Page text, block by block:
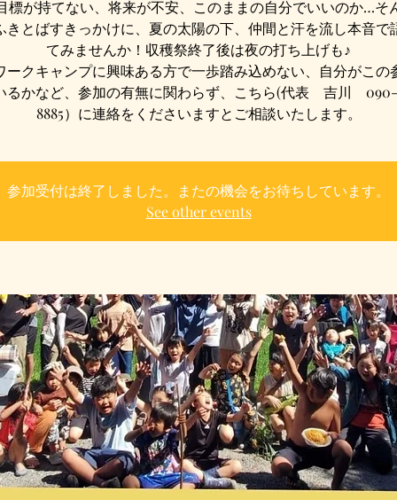
標が持てない、将来が不安、このままの自分でいいのか…そ
きとばすきっかけに、夏の太陽の下、仲間と汗を流し本音で
てみませんか！収穫祭終了後は夜の打ち上げも♪
ークキャンプに興味ある方で一歩踏み込めない、自分がこの
るかなど、参加の有無に関わらず、こちら(代表 吉川
8885）に連絡をくださいますとご相談いたします。
参加受付は終了しました。またの機会をお待ちしています。
See other events